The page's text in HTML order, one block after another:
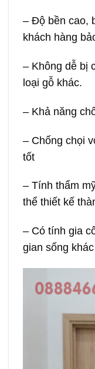
– Độ bền cao,
khách hàng
– Không dễ bị
loại gỗ khác.
– Khả năng
– Chống chọi
tốt
– Tính thẩm
thể thiết kế
– Có tính gia
gian sống